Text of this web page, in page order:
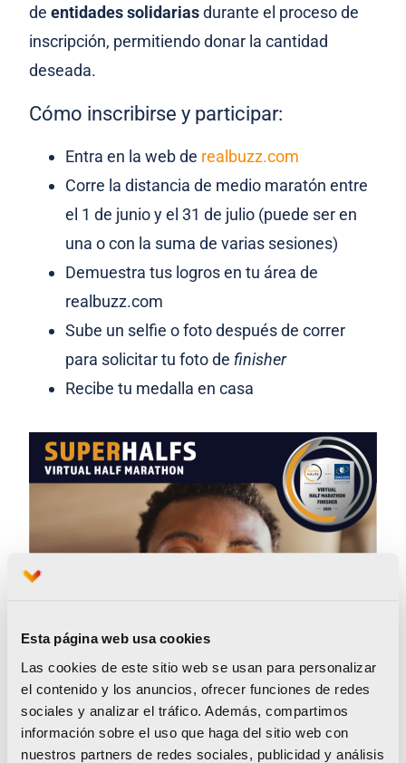
Esta página web usa cookies
Las cookies de este sitio web se usan para personalizar
el contenido y los anuncios, ofrecer funciones de redes
sociales y analizar el tráfico. Además, compartimos
información sobre el uso que haga del sitio web con
nuestros partners de redes sociales, publicidad y análisis
deentidades solidariasdurante el proceso de
inscripción, permitiendo donar la cantidad
deseada.
Cómo inscribirse y participar:
Entra en la web de realbuzz.com
Corre la distancia de medio maratón entre
el 1 de junio y el 31 de julio (puede ser en
una o con la suma de varias sesiones)
Demuestra tus logros en tu área de
realbuzz.com
Sube un selfie o foto después de correr
para solicitar tu foto definisher
Recibe tu medalla en casa